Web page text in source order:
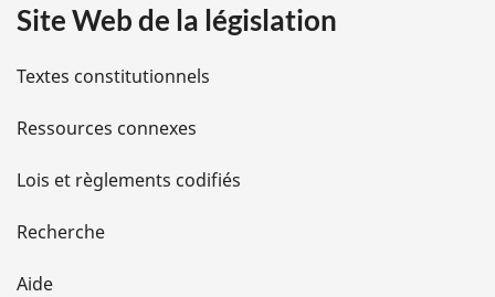
i
l
s
d
e
l
Site Web de la législation
Textes constitutionnels
Ressources connexes
Lois et règlements codifiés
Recherche
Aide